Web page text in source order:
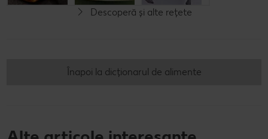
Descoperă și alte rețete
Înapoi la dicționarul de alimente